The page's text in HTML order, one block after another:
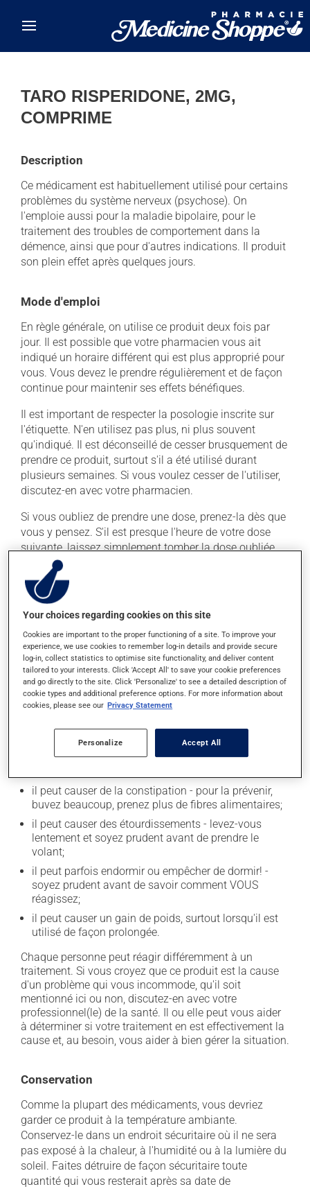
TARO RISPERIDONE, 2MG,
COMPRIME
Description
Ce médicament est habituellement utilisé pour certains
problèmes du système nerveux (psychose). On
l'emploie aussi pour la maladie bipolaire, pour le
traitement des troubles de comportement dans la
démence, ainsi que pour d'autres indications. Il produit
son plein effet après quelques jours.
Mode d'emploi
En règle générale, on utilise ce produit deux fois par
jour. Il est possible que votre pharmacien vous ait
indiqué un horaire différent qui est plus approprié pour
vous. Vous devez le prendre régulièrement et de façon
continue pour maintenir ses effets bénéfiques.
Il est important de respecter la posologie inscrite sur
l'étiquette. N'en utilisez pas plus, ni plus souvent
qu'indiqué. Il est déconseillé de cesser brusquement de
prendre ce produit, surtout s'il a été utilisé durant
plusieurs semaines. Si vous voulez cesser de l'utiliser,
discutez-en avec votre pharmacien.
Si vous oubliez de prendre une dose, prenez-la dès que
vous y pensez. S'il est presque l'heure de votre dose
suivante, laissez simplement tomber la dose oubliée.
Ne doublez pas la dose suivante pour tenter de vous
rattraper. Ce médicament peut être pris avec ou sans
nourriture, sans égard aux repas ou aux collations.
Ce médicament peut augmenter les effets de l'alcool.
Limitez la consommation d'alcool à une prise
occasionnelle.
Effets indésirables
l'occasion entraîner certains effets indésirables (effets
secondaires), notamment :
il peut causer de la constipation - pour la prévenir,
buvez beaucoup, prenez plus de fibres alimentaires;
il peut causer des étourdissements - levez-vous
lentement et soyez prudent avant de prendre le
volant;
il peut parfois endormir ou empêcher de dormir! -
soyez prudent avant de savoir comment VOUS
réagissez;
il peut causer un gain de poids, surtout lorsqu'il est
utilisé de façon prolongée.
Chaque personne peut réagir différemment à un
traitement. Si vous croyez que ce produit est la cause
d'un problème qui vous incommode, qu'il soit
mentionné ici ou non, discutez-en avec votre
professionnel(le) de la santé. Il ou elle peut vous aider
à déterminer si votre traitement en est effectivement la
cause et, au besoin, vous aider à bien gérer la situation.
Conservation
Comme la plupart des médicaments, vous devriez
garder ce produit à la température ambiante.
Conservez-le dans un endroit sécuritaire où il ne sera
pas exposé à la chaleur, à l'humidité ou à la lumière du
soleil. Faites détruire de façon sécuritaire toute
quantité qui vous resterait après sa date de
Your choices regarding cookies on this site
Cookies are important to the proper functioning of a site. To improve your
experience, we use cookies to remember log-in details and provide secure
log-in, collect statistics to optimise site functionality, and deliver content
tailored to your interests. Click 'Accept All' to save your cookie preferences
and go directly to the site. Click 'Personalize' to see a detailed description of
cookie types and additional preference options. For more information about
cookies, please see our Privacy Statement
Personalize Accept All